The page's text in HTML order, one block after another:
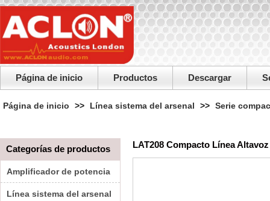
Página de inicio Productos Descargar
Página de inicio >> Línea sistema del arsenal >> Serie
Categorías de productos
Amplificador de potencia
Línea sistema del arsenal
LAT208 Compacto Línea